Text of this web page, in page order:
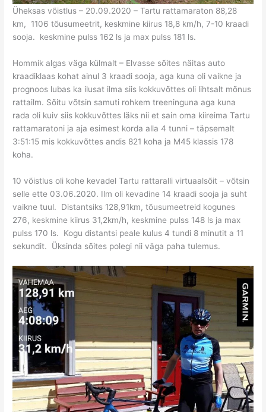
Üheksas võistlus – 20.09.2020 – Tartu rattamaraton 88,28
km, 1106 tõusumeetrit, keskmine kiirus 18,8 km/h, 7-10 kraadi
sooja. keskmine pulss 162 ls ja max pulss 181 ls.
Hommik algas väga külmalt – Elvasse sõites näitas auto
kraadiklaas kohat ainul 3 kraadi sooja, aga kuna oli vaikne ja
prognoos lubas ka ilusat ilma siis kokkuvõttes oli lihtsalt mõnus
rattailm. Sõitu võtsin samuti rohkem treeninguna aga kuna
rada oli kuiv siis kokkuvõttes läks nii et sain oma kiireima Tartu
rattamaratoni ja aja esimest korda alla 4 tunni – täpsemalt
3:51:15 mis kokkuvõttes andis 821 koha ja M45 klassis 178
koha.
10 võistlus oli kohe kevadel Tartu rattaralli virtuaalsõit – võtsin
selle ette 03.06.2020. Ilm oli kevadine 14 kraadi sooja ja suht
vaikne tuul. Distantsiks 128,91km, tõusumeetreid kogunes
276, keskmine kiirus 31,2km/h, keskmine pulss 148 ls ja max
pulss 170 ls. Kogu distantsi peale kulus 4 tundi 8 minutit a 11
sekundit. Üksinda sõites polegi nii väga paha tulemus.